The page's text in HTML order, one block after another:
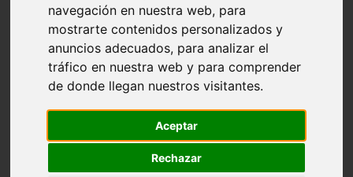
navegación en nuestra web, para
mostrarte contenidos personalizados y
anuncios adecuados, para analizar el
tráfico en nuestra web y para comprender
de donde llegan nuestros visitantes.
Aceptar
Rechazar
protagonistas
reptiles
abandono
adopci n
ferias
higiene
acuario
comercios
viajar